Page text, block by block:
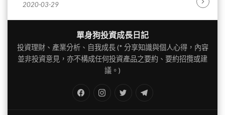
2020-03-29
單身狗投資成長日記
投資理財、產業分析、自我成長 (* 分享知識與個人心得，內容
並非投資意見，亦不構成任何投資產品之要約、要約招攬或建
議。)
Twitter